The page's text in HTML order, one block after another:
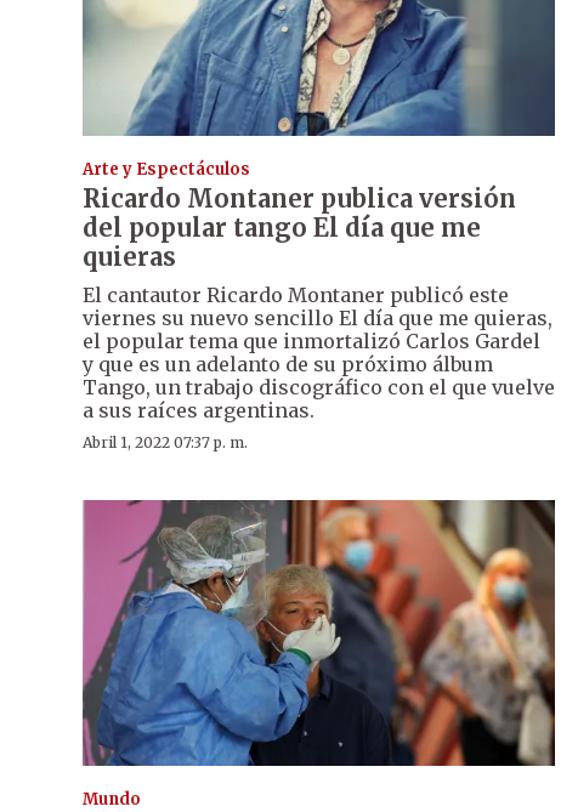
Arte y Espectáculos
Ricardo Montaner publica versión
del popular tango El día que me
quieras
El cantautor Ricardo Montaner publicó este
viernes su nuevo sencillo El día que me quieras,
el popular tema que inmortalizó Carlos Gardel
y que es un adelanto de su próximo álbum
Tango, un trabajo discográfico con el que vuelve
a sus raíces argentinas.
Abril 1, 2022 07:37 p. m.
Mundo